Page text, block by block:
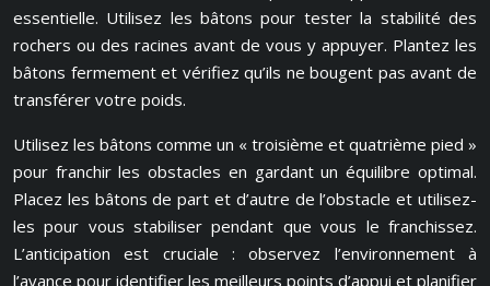
essentielle. Utilisez les bâtons pour tester la stabilité des
rochers ou des racines avant de vous y appuyer. Plantez les
bâtons fermement et vérifiez qu’ils ne bougent pas avant de
transférer votre poids.
Utilisez les bâtons comme un « troisième et quatrième pied »
pour franchir les obstacles en gardant un équilibre optimal.
Placez les bâtons de part et d’autre de l’obstacle et utilisez-
les pour vous stabiliser pendant que vous le franchissez.
L’anticipation est cruciale : observez l’environnement à
l’avance pour identifier les meilleurs points d’appui et planifier